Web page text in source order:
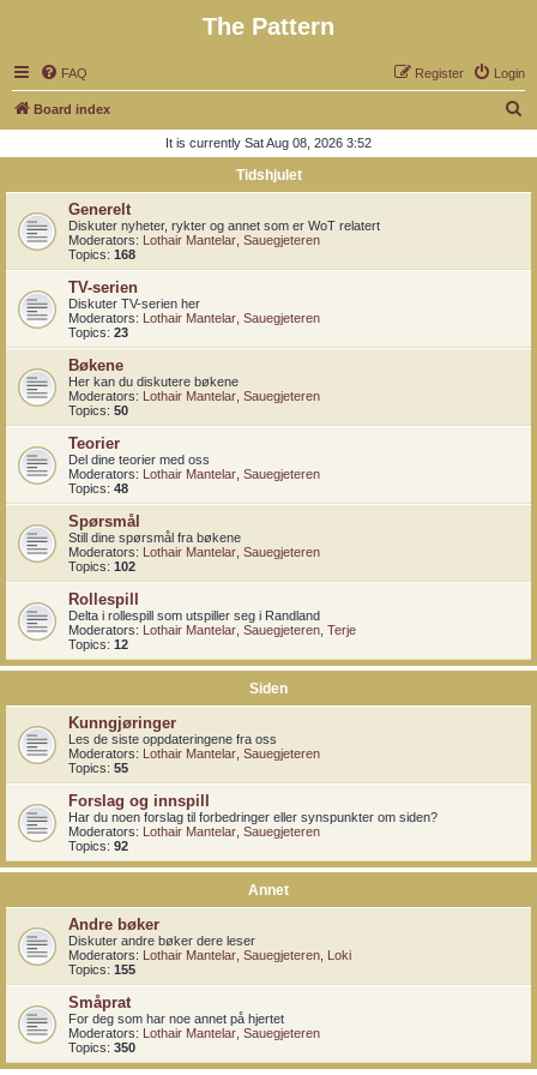
The Pattern
FAQ Login
Register
Board index
r
It is currently Sat Aug 08, 2026 3:52
Tidshjulet
Generelt
Diskuter nyheter, rykter og annet som er WoT relatert
Moderators: Lothair Mantelar Sauegjeteren
Topics: 168
TV-serien
Diskuter TV-serien her
Moderators: Lothair Mantelar Sauegjeteren
Topics: 23
Bøkene
Her kan du diskutere bøkene
Moderators: Lothair Mantelar Sauegjeteren
Topics: 50
Teorier
Del dine teorier med oss
Moderators: Lothair Mantelar Sauegjeteren
Topics: 48
Spørsmål
Still dine spørsmål fra bøkene
Moderators: Lothair Mantelar Sauegjeteren
Topics: 102
Rollespill
Delta i rollespill som utspiller seg i Randland
Moderators: Lothair Mantelar Sauegjeteren Terje
Topics: 12
Siden
Kunngjøringer
Les de siste oppdateringene fra oss
Moderators: Lothair Mantelar Sauegjeteren
Topics: 55
Forslag og innspill
Har du noen forslag til forbedringer eller synspunkter om siden?
Moderators: Lothair Mantelar Sauegjeteren
Topics: 92
Annet
Andre bøker
Diskuter andre bøker dere leser
Moderators: Lothair Mantelar Sauegjeteren Loki
Topics: 155
Småprat
For deg som har noe annet på hjertet
Moderators: Lothair Mantelar Sauegjeteren
Topics: 350